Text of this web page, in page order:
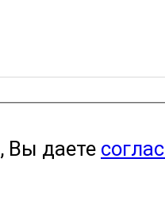
Вы даете